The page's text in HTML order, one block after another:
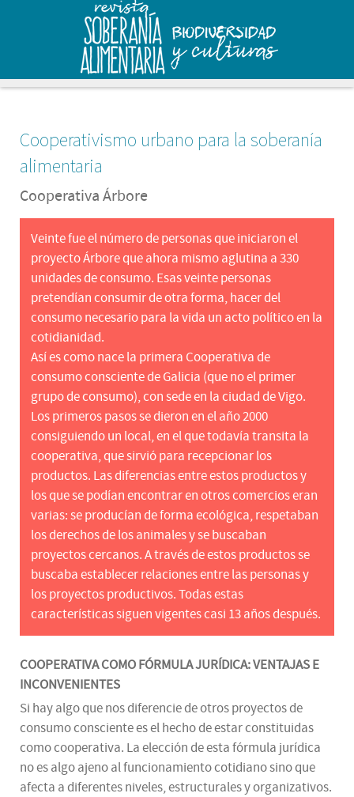
Cooperativismo urbano para la soberanía
alimentaria
Cooperativa Árbore
Veinte fue el número de personas que iniciaron el
proyecto Árbore que ahora mismo aglutina a 330
unidades de consumo. Esas veinte personas
pretendían consumir de otra forma, hacer del
consumo necesario para la vida un acto político en la
cotidianidad.
Así es como nace la primera Cooperativa de
consumo consciente de Galicia (que no el primer
grupo de consumo), con sede en la ciudad de Vigo.
Los primeros pasos se dieron en el año 2000
consiguiendo un local, en el que todavía transita la
cooperativa, que sirvió para recepcionar los
productos. Las diferencias entre estos productos y
los que se podían encontrar en otros comercios eran
varias: se producían de forma ecológica, respetaban
los derechos de los animales y se buscaban
proyectos cercanos. A través de estos productos se
buscaba establecer relaciones entre las personas y
los proyectos productivos. Todas estas
características siguen vigentes casi 13 años después.
COOPERATIVA COMO FÓRMULA JURÍDICA: VENTAJAS E
INCONVENIENTES
Si hay algo que nos diferencie de otros proyectos de
consumo consciente es el hecho de estar constituidas
como cooperativa. La elección de esta fórmula jurídica
no es algo ajeno al funcionamiento cotidiano sino que
afecta a diferentes niveles, estructurales y organizativos.